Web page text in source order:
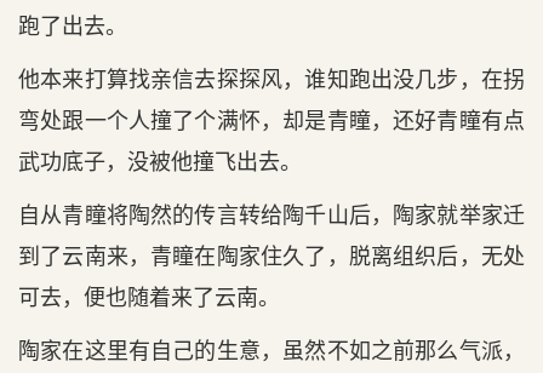
跑了出去。
他本来打算找亲信去探探风，谁知跑出没几步，在拐
弯处跟一个人撞了个满怀，却是青瞳，还好青瞳有点
武功底子，没被他撞飞出去。
自从青瞳将陶然的传言转给陶千山后，陶家就举家迁
到了云南来，青瞳在陶家住久了，脱离组织后，无处
可去，便也随着来了云南。
陶家在这里有自己的生意，虽然不如之前那么气派，